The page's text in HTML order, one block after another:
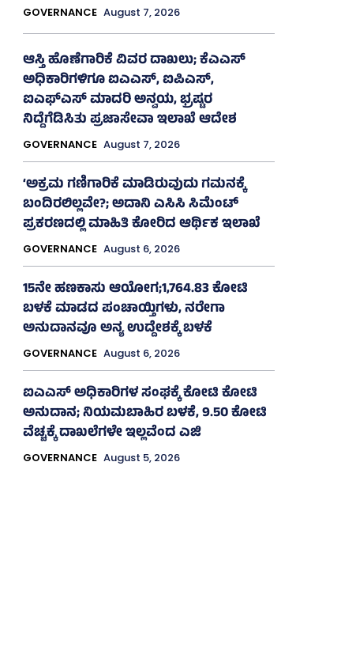
GOVERNANCE August 7, 2026
ಆಸ್ತಿ ಹೊಣೆಗಾರಿಕೆ ವಿವರ ದಾಖಲು; ಕೆಎಎಸ್
ಅಧಿಕಾರಿಗಳಿಗೂ ಐಎಎಸ್‌, ಐಪಿಎಸ್‌,
ಐಎಫ್‌ಎಸ್‌ ಮಾದರಿ ಅನ್ವಯ, ಭ್ರಷ್ಟರ
ನಿದ್ದೆಗೆಡಿಸಿತು ಪ್ರಜಾಸೇವಾ ಇಲಾಖೆ ಆದೇಶ
GOVERNANCE August 7, 2026
‘ಅಕ್ರಮ ಗಣಿಗಾರಿಕೆ ಮಾಡಿರುವುದು ಗಮನಕ್ಕೆ
ಬಂದಿರಲಿಲ್ಲವೇ?; ಅದಾನಿ ಎಸಿಸಿ ಸಿಮೆಂಟ್
ಪ್ರಕರಣದಲ್ಲಿ ಮಾಹಿತಿ ಕೋರಿದ ಆರ್ಥಿಕ ಇಲಾಖೆ
GOVERNANCE August 6, 2026
15ನೇ ಹಣಕಾಸು ಆಯೋಗ;1,764.83 ಕೋಟಿ
ಬಳಕೆ ಮಾಡದ ಪಂಚಾಯ್ತಿಗಳು, ನರೇಗಾ
ಅನುದಾನವೂ ಅನ್ಯ ಉದ್ದೇಶಕ್ಕೆ ಬಳಕೆ
GOVERNANCE August 6, 2026
ಐಎಎಸ್‌ ಅಧಿಕಾರಿಗಳ ಸಂಘಕ್ಕೆ ಕೋಟಿ ಕೋಟಿ
ಅನುದಾನ; ನಿಯಮಬಾಹಿರ ಬಳಕೆ, 9.50 ಕೋಟಿ
ವೆಚ್ಚಕ್ಕೆ ದಾಖಲೆಗಳೇ ಇಲ್ಲವೆಂದ ಎಜಿ
GOVERNANCE August 5, 2026